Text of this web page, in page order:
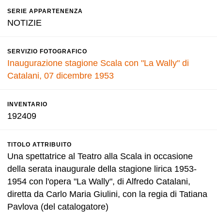
SERIE APPARTENENZA
NOTIZIE
SERVIZIO FOTOGRAFICO
Inaugurazione stagione Scala con "La Wally" di
Catalani, 07 dicembre 1953
INVENTARIO
192409
TITOLO ATTRIBUITO
Una spettatrice al Teatro alla Scala in occasione
della serata inaugurale della stagione lirica 1953-
1954 con l'opera "La Wally", di Alfredo Catalani,
diretta da Carlo Maria Giulini, con la regia di Tatiana
Pavlova (del catalogatore)